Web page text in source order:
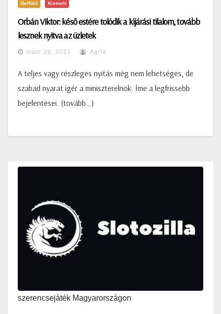
Belföld Kiemelt
Orbán Viktor: késő estére tolódik a kijárási tilalom, tovább
lesznek nyitva az üzletek
márc 26, 2021 Agria
A teljes vagy részleges nyitás még nem lehetséges, de
szabad nyarat igér a miniszterelnök. Íme a legfrissebb
bejelentései. (tovább…)
szerencsejáték Magyarországon